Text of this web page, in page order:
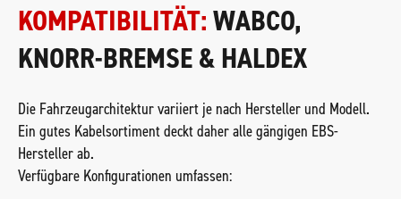
KOMPATIBILITÄT:WABCO,
KNORR-BREMSE & HALDEX
Die Fahrzeugarchitektur variiert je nach Hersteller und Modell.
Ein gutes Kabelsortiment deckt daher alle gängigen EBS-
Hersteller ab.
Verfügbare Konfigurationen umfassen: